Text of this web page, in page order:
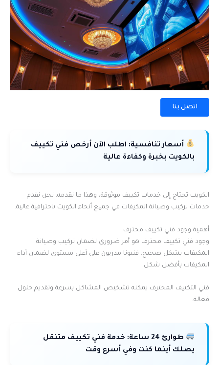
اتصل بنا
أسعار تنافسية: اطلب الآن أرخص فني تكييف
بالكويت بخبرة وكفاءة عالية
الكويت تحتاج إلى خدمات تكييف موثوقة، وهذا ما نقدمه. نحن نقدم
خدمات تركيب وصيانة المكيفات في جميع أنحاء الكويت باحترافية عالية.
أهمية وجود فني تكييف محترف
وجود فني تكييف محترف هو أمر ضروري لضمان تركيب وصيانة
المكيفات بشكل صحيح. فنيونا مدربون على أعلى مستوى لضمان أداء
المكيفات بأفضل شكل.
فني التكييف المحترف يمكنه تشخيص المشاكل بسرعة وتقديم حلول
فعالة.
طوارئ 24 ساعة:
خدمة فني تكييف متنقل
يصلك أينما كنت وفي أسرع وقت